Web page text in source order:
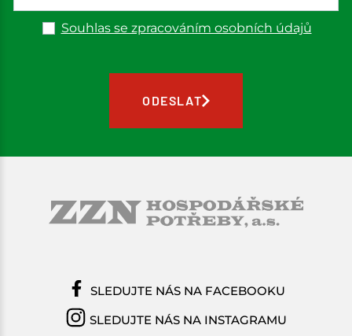
Souhlas se zpracováním osobních údajů
ODESLAT
SLEDUJTE NÁS NA FACEBOOKU
SLEDUJTE NÁS NA INSTAGRAMU